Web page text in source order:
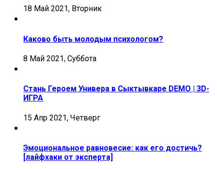
18 Май 2021, Вторник
Каково быть молодым психологом?
8 Май 2021, Суббота
Стань Героем Универа в Сыктывкаре DEMO | 3D-
ИГРА
15 Апр 2021, Четверг
Эмоциональное равновесие: как его достичь?
[лайфхаки от эксперта]